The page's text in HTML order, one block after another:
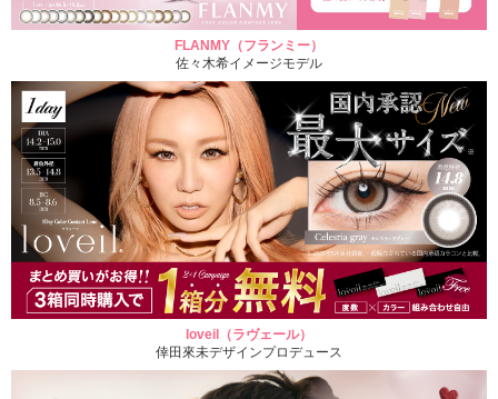
FLANMY（フランミー）
佐々木希イメージモデル
loveil（ラヴェール）
倖田來未デザインプロデュース